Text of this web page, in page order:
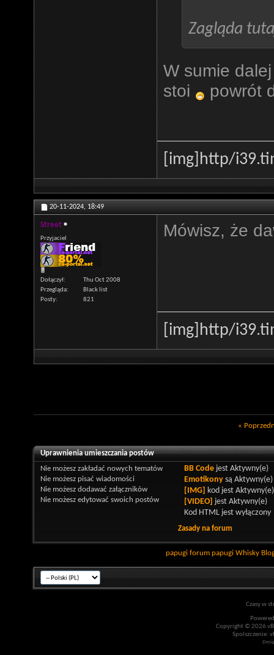
Zagląda
W sumie
stoi
powrót
[img]http/
20-11-2024, 18:49
Street
Przyjaciel
Dołączył
Thu Oct 2008
Przegląda
Black list
Posty
821
Mówisz, że
[img]http/
«
Uprawnienia umieszczania postów
Nie możesz zakładać nowych tematów
Nie możesz pisać wiadomości
Nie możesz dodawać załączników
Nie możesz edytować swoich postów
BB Codejest Aktywny(e)
Emotikonysą Aktywny(e)
[IMG]
kod jest Aktywny(e)
[VIDEO] jest Aktywny(e)
Kod HTML jest wyłączony
Zasady na forum
papugi forum papugi Whisky
Czasy w
Copyright © 2026
Spolszczenie: